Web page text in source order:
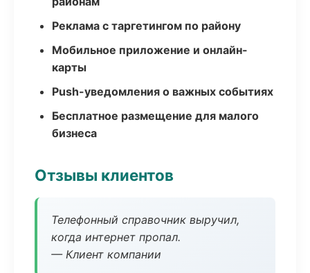
Реклама с таргетингом по району
Мобильное приложение и онлайн-
карты
Push-уведомления о важных событиях
Бесплатное размещение для малого
бизнеса
Отзывы клиентов
Телефонный справочник выручил,
когда интернет пропал.
— Клиент компании